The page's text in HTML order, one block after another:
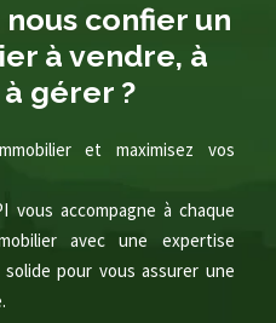
confier un
à vendre, à
gérer ?
et maximisez vos
vous accompagne à chaque
avec une expertise
pour vous assurer une